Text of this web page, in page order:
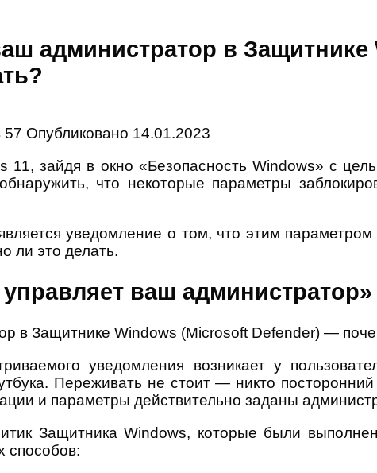
администратор в
57 Опубликовано 14.01.2023
зайдя в окно «Безопасность Windows» с
что некоторые параметры
уведомление о том, что этим
ли это делать.
ваш
уведомления возникает у
Переживать не стоит — никто
и параметры действительно заданы
Защитника Windows, которые были
способов: